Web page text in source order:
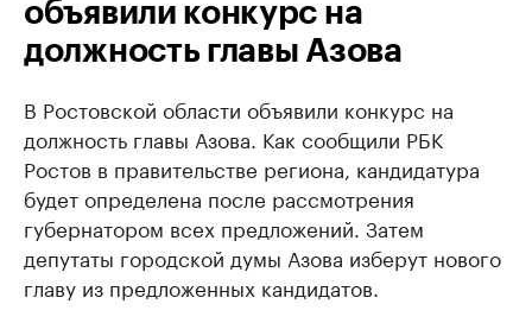
объявили конкурс на
должность главы Азова
В Ростовской области объявили конкурс на
должность главы Азова. Как сообщили РБК
Ростов в правительстве региона, кандидатура
будет определена после рассмотрения
губернатором всех предложений. Затем
депутаты городской думы Азова изберут нового
главу из предложенных кандидатов.